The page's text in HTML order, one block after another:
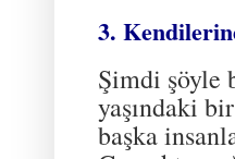
3.
Şimdi şöyle
yaşındaki
başka